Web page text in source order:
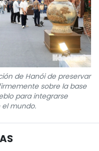
de Hanói de preservar
sobre la base
para integrarse
mundo.